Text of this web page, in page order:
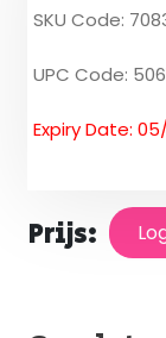
SKU Code:
UPC Code:
Expiry Date:
Prijs: